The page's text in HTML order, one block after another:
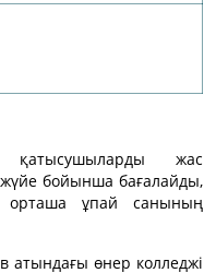
жас
бойынша бағалайды,
ұпай санының
атындағы өнер колледжі